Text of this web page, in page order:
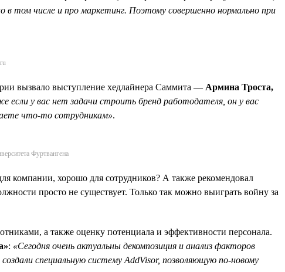
том числе и про маркетинг. Поэтому совершенно нормально при
вызвало выступление хедлайнера Саммита — Армина Троста,
если у вас нет задачи строить бренд работодателя, он у вас
что-то сотрудникам».
Фуртвангена
компании, хорошо для сотрудников? А также рекомендовал
просто не существует. Только так можно выиграть войну за
а также оценку потенциала и эффективности персонала.
: «Сегодня очень актуальны декомпозиция и анализ факторов
специальную систему AddVisor, позволяющую по-новому